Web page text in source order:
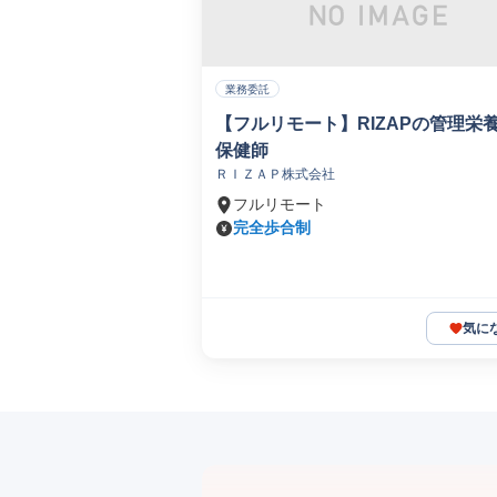
業務委託
【フルリモート】RIZAPの管理栄
保健師
ＲＩＺＡＰ株式会社
フルリモート
完全歩合制
気に